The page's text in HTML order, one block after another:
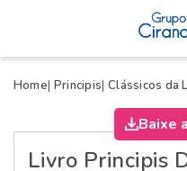
Home Principis Clássicos da
Baixe
Livro Principis